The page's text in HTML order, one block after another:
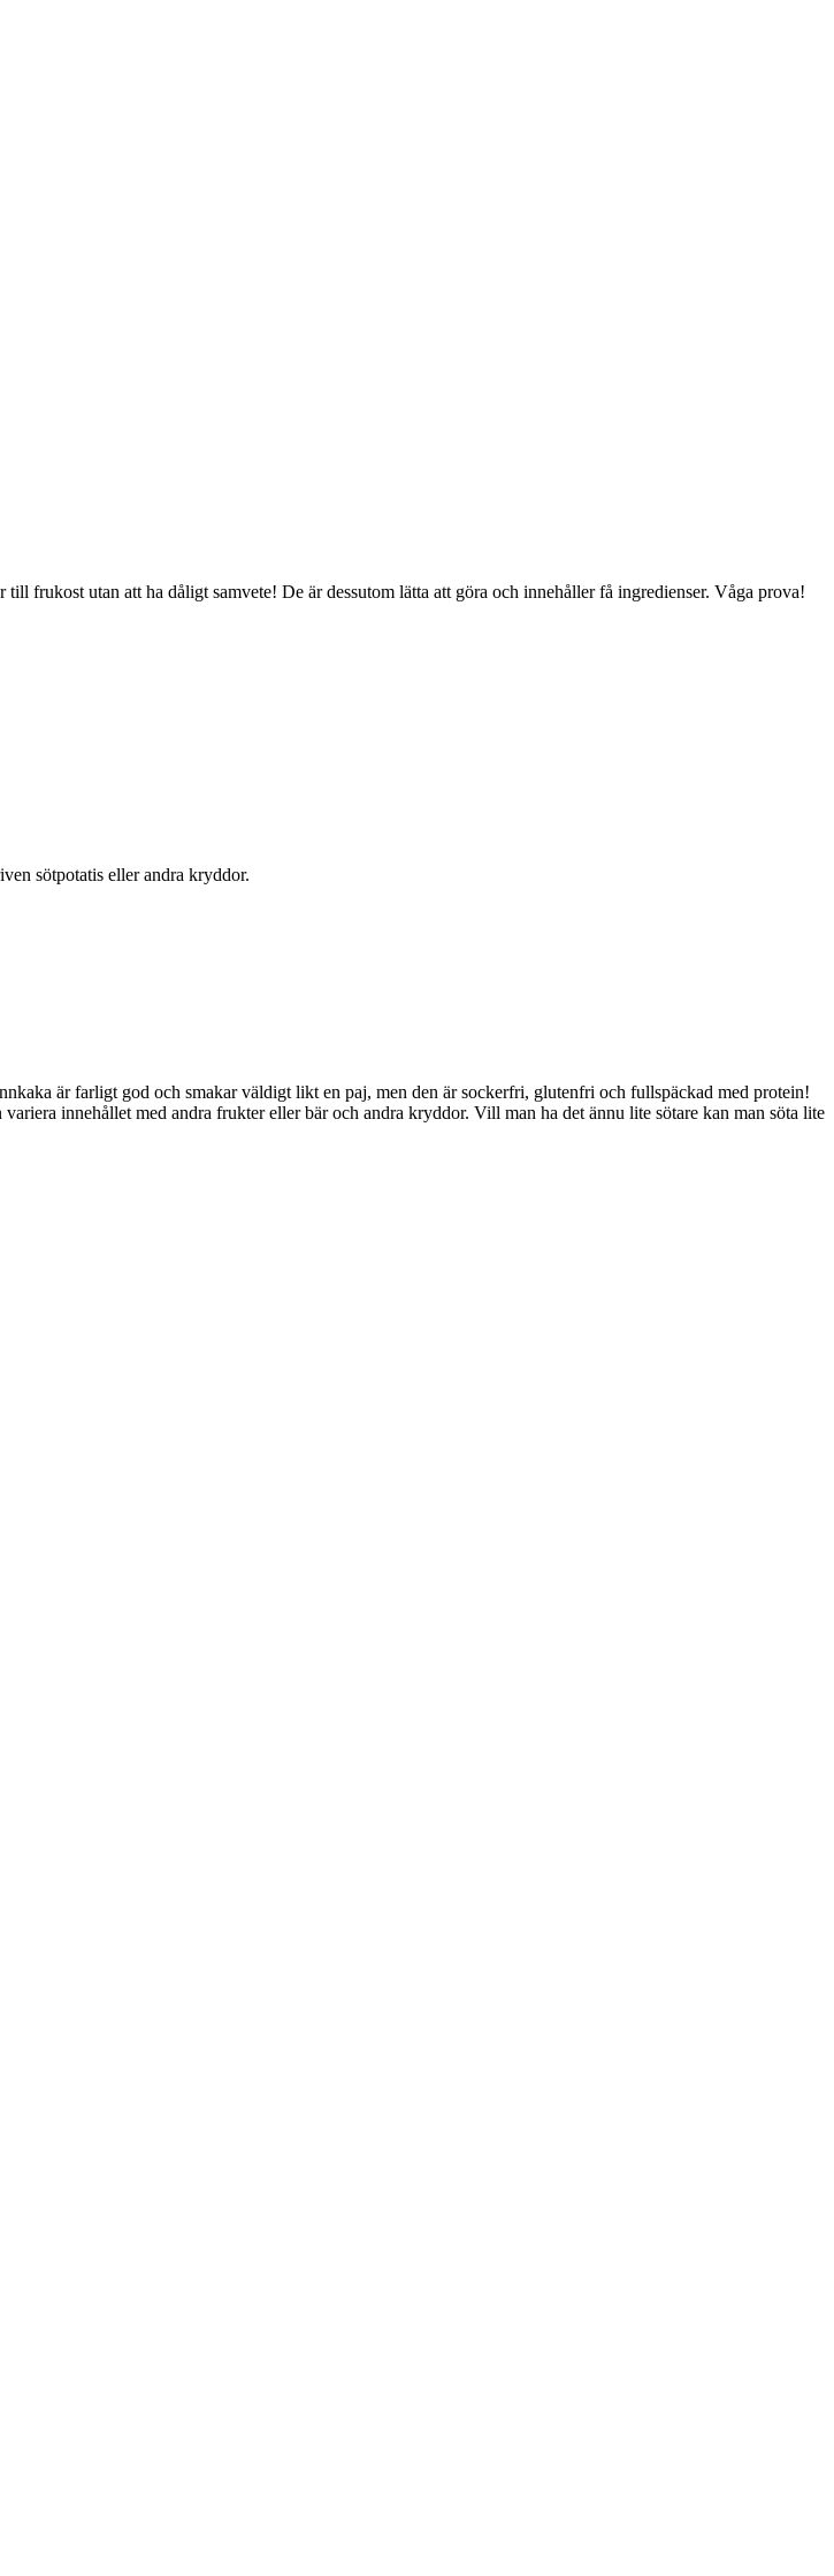
frukost utan att ha dåligt samvete! De är dessutom lätta att göra och innehåller få ingredienser. Våga prova!
sötpotatis eller andra kryddor.
är farligt god och smakar väldigt likt en paj, men den är sockerfri, glutenfri och fullspäckad med protein!
innehållet med andra frukter eller bär och andra kryddor. Vill man ha det ännu lite sötare kan man söta lite